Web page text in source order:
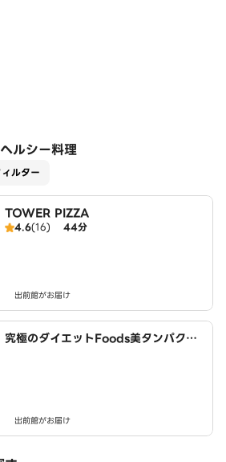
ルシー料理
ルター
TOWER PIZZA
4.6(16) 44分
出前館がお届け
究極のダイエットFoods美タンパクラ
出前館がお届け